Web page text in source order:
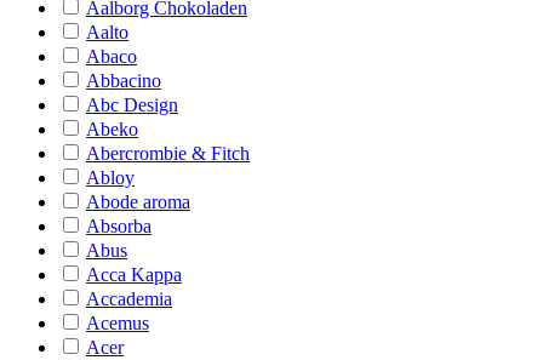
Aalborg Chokoladen
Aalto
Abaco
Abbacino
Abc Design
Abeko
Abercrombie & Fitch
Abloy
Abode aroma
Absorba
Abus
Acca Kappa
Accademia
Acemus
Acer